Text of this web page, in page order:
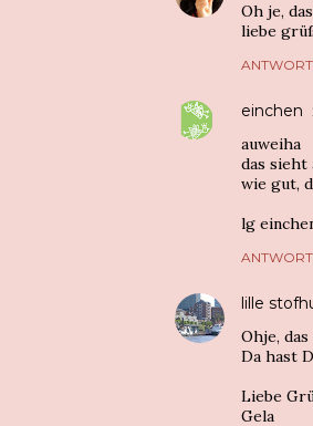
Oh je,
liebe
einchen
auweiha
das sieht
wie gut,
lg
lille
Ohje,
Da hast
Liebe
Gela